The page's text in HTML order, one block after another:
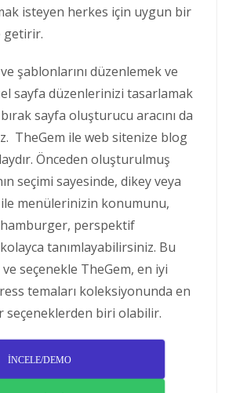
isteyen herkes için uygun bir
getirir.
şablonlarını düzenlemek ve
sayfa düzenlerinizi tasarlamak
sayfa oluşturucu aracını da
TheGem ile web sitenize blog
Önceden oluşturulmuş
seçimi sayesinde, dikey veya
menülerinizin konumunu,
perspektif
tanımlayabilirsiniz. Bu
seçenekle TheGem, en iyi
temaları koleksiyonunda en
seçeneklerden biri olabilir.
İNCELE/DEMO